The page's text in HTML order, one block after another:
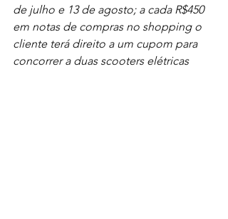
de julho e 13 de agosto; a cada R$450
em notas de compras no shopping o
cliente terá direito a um cupom para
concorrer a duas scooters elétricas